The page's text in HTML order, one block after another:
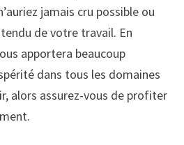
jamais cru possible ou
de votre travail. En
apportera beaucoup
dans tous les domaines
alors assurez-vous de profiter